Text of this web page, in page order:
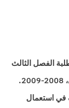
الثالث
.